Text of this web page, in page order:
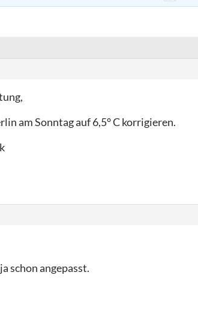
am Sonntag auf 6,5° C korrigieren.
schon angepasst.